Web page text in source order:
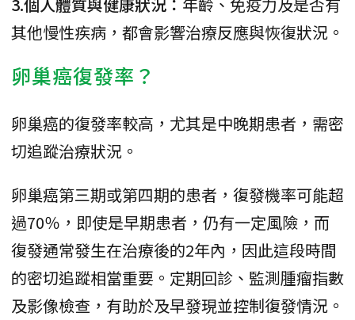
其他慢性疾病，都會影響治療反應與恢復狀況。
卵巢癌復發率？
卵巢癌的復發率較高，尤其是中晚期患者，需密
切追蹤治療狀況。
卵巢癌第三期或第四期的患者，復發機率可能超
過70％，即使是早期患者，仍有一定風險，而
復發通常發生在治療後的2年內，因此這段時間
的密切追蹤相當重要。定期回診、監測腫瘤指數
及影像檢查，有助於及早發現並控制復發情況。